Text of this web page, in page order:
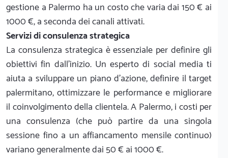
gestione a Palermo ha un costo che varia dai 150 € ai
1000 €, a seconda dei canali attivati.
Servizi di consulenza strategica
La consulenza strategica è essenziale per definire gli
obiettivi fin dall'inizio. Un esperto di social media ti
aiuta a sviluppare un piano d'azione, definire il target
palermitano, ottimizzare le performance e migliorare
il coinvolgimento della clientela. A Palermo, i costi per
una consulenza (che può partire da una singola
sessione fino a un affiancamento mensile continuo)
variano generalmente dai 50 € ai 1000 €.